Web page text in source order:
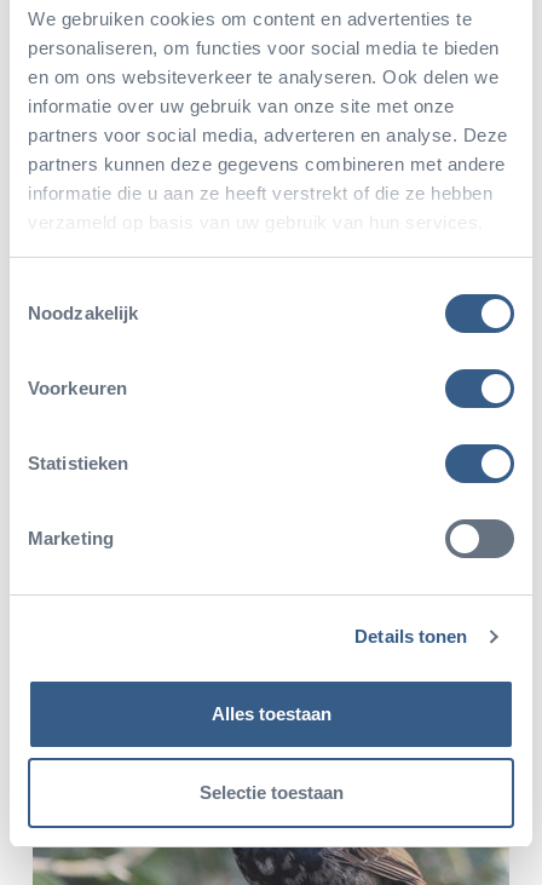
We gebruiken cookies om content en advertenties te
personaliseren, om functies voor social media te bieden
en om ons websiteverkeer te analyseren. Ook delen we
informatie over uw gebruik van onze site met onze
partners voor social media, adverteren en analyse. Deze
partners kunnen deze gegevens combineren met andere
informatie die u aan ze heeft verstrekt of die ze hebben
verzameld op basis van uw gebruik van hun services.
Noodzakelijk
Voorkeuren
Statistieken
Marketing
Details tonen
Alles toestaan
Selectie toestaan
Bedreiging en bescherming
groot. Bovendien bewoont dit vogeltje niet alleen
landschap. Het wordt niet echt bejaagd door mensen en
is geen geliefde kooivogel. De soort is daarom voorlopig